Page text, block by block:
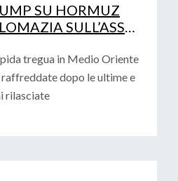
SU HORMUZ
SULL’ASSE
tregua in Medio Oriente
dopo le ultime e
rilasciate